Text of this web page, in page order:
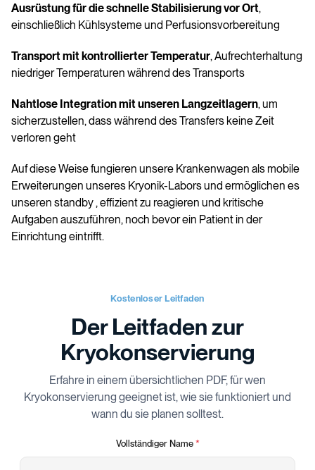
Ausrüstung für die schnelle Stabilisierung vor Ort,
einschließlich Kühlsysteme und Perfusionsvorbereitung
Transport mit kontrollierter Temperatur, Aufrechterhaltung
niedriger Temperaturen während des Transports
Nahtlose Integration mit unseren Langzeitlagern, um
sicherzustellen, dass während des Transfers keine Zeit
verloren geht
Auf diese Weise fungieren unsere Krankenwagen als mobile
Erweiterungen unseres Kryonik-Labors und ermöglichen es
unseren standby , effizient zu reagieren und kritische
Aufgaben auszuführen, noch bevor ein Patient in der
Einrichtung eintrifft.
Kostenloser Leitfaden
Der Leitfaden zur
Kryokonservierung
Erfahre in einem übersichtlichen PDF, für wen
Kryokonservierung geeignet ist, wie sie funktioniert und
wann du sie planen solltest.
Vollständiger Name *